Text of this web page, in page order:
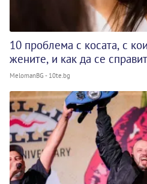
10 проблема с косата, с
жените, и как да се
MelomanBG - 10te.bg